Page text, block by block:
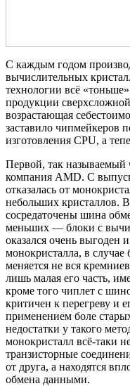
С каждым годом
вычислительных
технологии всё
продукции
возрастающая
заставило чипмейкеров
изготовления CPU, а
Первой, так называемый
компания AMD. С
отказалась от
небольших
сосредаточены шина
меньших — блоки с
оказался очень
монокристалла, в случае
меняется не вся
лишь малая его часть,
кроме того чиплет с
критичен к перегреву и
применением боле
недостатки у такого
монокристалл всё-таки
транзисторные
от друга, а находятся
обмена данными.